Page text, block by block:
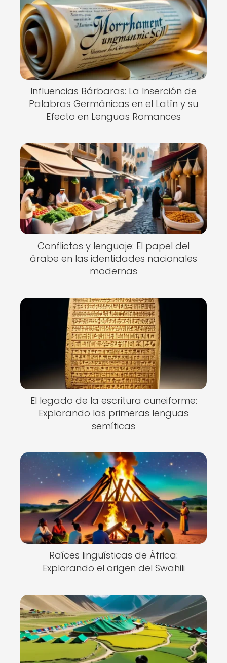
Influencias Bárbaras: La Inserción de
Palabras Germánicas en el Latín y su
Efecto en Lenguas Romances
Conflictos y lenguaje: El papel del
árabe en las identidades nacionales
modernas
El legado de la escritura cuneiforme:
Explorando las primeras lenguas
semíticas
Raíces lingüísticas de África:
Explorando el origen del Swahili